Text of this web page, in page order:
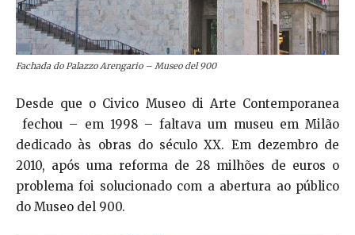
Fachada do Palazzo Arengario – Museo del 900
Desde que o Civico Museo di Arte Contemporanea
fechou – em 1998 – faltava um museu em Milão
dedicado às obras do século XX. Em dezembro de
2010, após uma reforma de 28 milhões de euros o
problema foi solucionado com a abertura ao público
do Museo del 900.